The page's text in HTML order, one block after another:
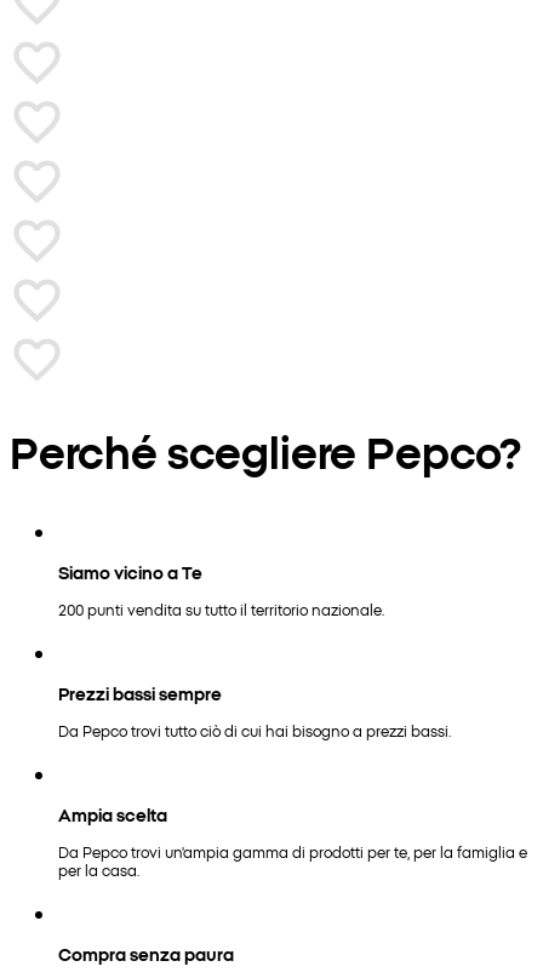
Perché scegliere Pepco?
Siamo vicino a Te
200 punti vendita su tutto il territorio nazionale.
Prezzi bassi sempre
Da Pepco trovi tutto ciò di cui hai bisogno a prezzi bassi.
Ampia scelta
Da Pepco trovi un'ampia gamma di prodotti per te, per la famiglia e
per la casa.
Compra senza paura